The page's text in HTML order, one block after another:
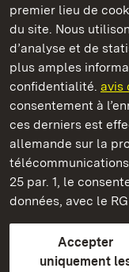
premier lieu de
du site. Nous
d’analyse et de
plus amples
confidentialité. avis
consentement à
ces derniers est
allemande sur la
25 par. 1, le
données, avec le
Accepter
uniquement
Château résidentiel
Châteaux et
Contact et
Protection des
Explications sur
BITV-konform
plus loin